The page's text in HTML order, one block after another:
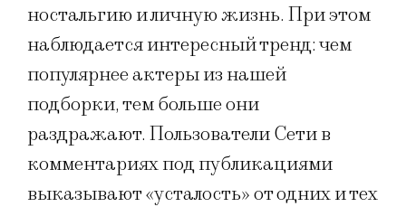
ностальгию и личную жизнь. При этом
наблюдается интересный тренд: чем
популярнее актеры из нашей
подборки, тем больше они
раздражают. Пользователи Сети в
комментариях под публикациями
выказывают «усталость» от одних и тех